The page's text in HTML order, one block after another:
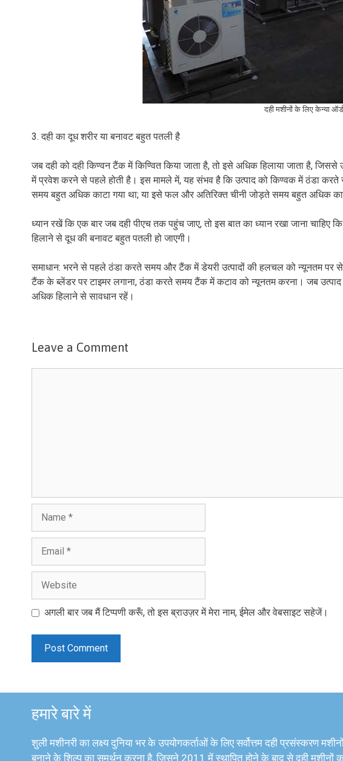
दही मशीनों के लिए केन्या
3. दही का दूध शरीर या बनावट बहुत पतली है
जब दही को दही किण्वन टैंक में किण्वित किया जाता है, तो इसे अधिक हिलाया जाता है, जिससे
में प्रवेश करने से पहले होती है। इस मामले में, यह संभव है कि उत्पाद को किण्वक में ठंडा
समय बहुत अधिक काटा गया था; या इसे फल और अतिरिक्त चीनी जोड़ते समय बहुत अधिक
ध्यान रखें कि एक बार जब दही पीएच तक पहुंच जाए, तो इस बात का ध्यान रखा जाना
हिलाने से दूध की बनावट बहुत पतली हो जाएगी।
समाधान: भरने से पहले ठंडा करते समय और टैंक में डेयरी उत्पादों की हलचल को न्यूनतम
टैंक के ब्लेंडर पर टाइमर लगाना, ठंडा करते समय टैंक में कटाव को न्यूनतम करना। जब उत्पाद
अधिक हिलाने से सावधान रहें।
Leave a Comment
अगली बार जब मैं टिप्पणी करूँ, तो इस ब्राउज़र में मेरा नाम, ईमेल और वेबसाइट सहेजें।
हमारे बारे में
शुली मशीनरी का लक्ष्य दुनिया भर के उपयोगकर्ताओं के लिए सर्वोत्तम दही प्रसंस्करण
बनाने के शिल्प का समर्थन करना है, जिसने 2011 में स्थापित होने के बाद से दही मशीनों